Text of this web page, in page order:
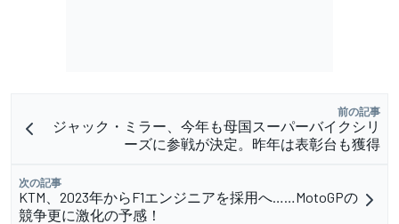
前の記事
ジャック・ミラー、今年も母国スーパーバイクシリ
ーズに参戦が決定。昨年は表彰台も獲得
次の記事
KTM、2023年からF1エンジニアを採用へ……MotoGPの
競争更に激化の予感！